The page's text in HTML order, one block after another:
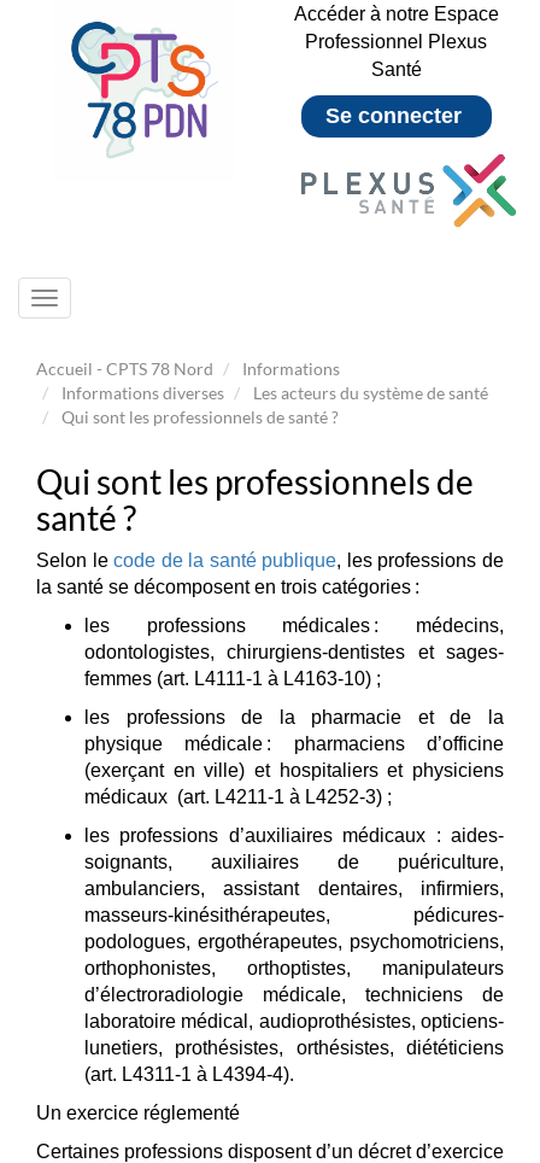
Accéder à notre Espace
Professionnel Plexus
Santé
Se connecter
Toggle
navigation
Accueil - CPTS 78 Nord
Informations
Informations diverses
Les acteurs du système de santé
Qui sont les professionnels de santé ?
Qui sont les professionnels de
santé ?
Selon lecode de la santé publique, les professions de
la santé se décomposent en trois catégories :
les professions médicales : médecins,
odontologistes, chirurgiens-dentistes et sages-
femmes (art. L4111-1 à L4163-10) ;
les professions de la pharmacie et de la
physique médicale : pharmaciens d’officine
(exerçant en ville) et hospitaliers et physiciens
médicaux (art. L4211-1 à L4252-3) ;
les professions d’auxiliaires médicaux : aides-
soignants, auxiliaires de puériculture,
ambulanciers, assistant dentaires, infirmiers,
masseurs-kinésithérapeutes, pédicures-
podologues, ergothérapeutes, psychomotriciens,
orthophonistes, orthoptistes, manipulateurs
d’électroradiologie médicale, techniciens de
laboratoire médical, audioprothésistes, opticiens-
lunetiers, prothésistes, orthésistes, diététiciens
(art. L4311-1 à L4394-4).
Un exercice réglementé
Certaines professions disposent d’un décret d’exercice